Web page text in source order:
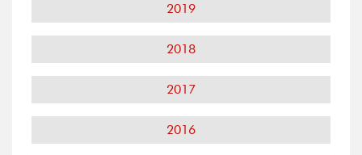
2019
2018
2017
2016